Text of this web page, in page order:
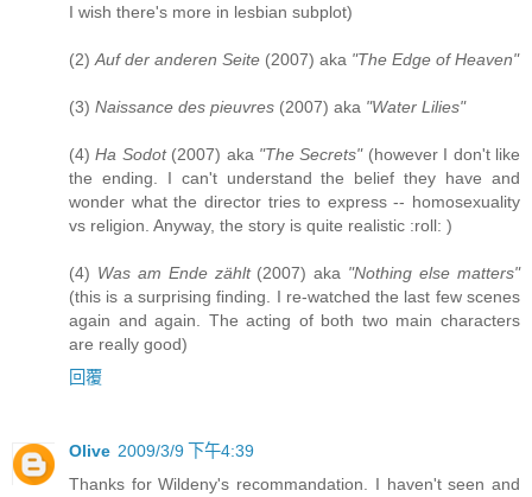
I wish there's more in lesbian subplot)
(2) Auf der anderen Seite (2007) aka "The Edge of Heaven"
(3) Naissance des pieuvres (2007) aka "Water Lilies"
(4)Ha Sodot(2007) aka "The Secrets"(however I don't like
the ending. I can't understand the belief they have and
wonder what the director tries to express -- homosexuality
vs religion. Anyway, the story is quite realistic :roll: )
(4) Was am Ende zählt(2007) aka "Nothing else matters"
(this is a surprising finding. I re-watched the last few scenes
again and again. The acting of both two main characters
are really good)
回覆
Olive 2009/3/9 下午4:39
Thanks for Wildeny's recommandation. I haven't seen and